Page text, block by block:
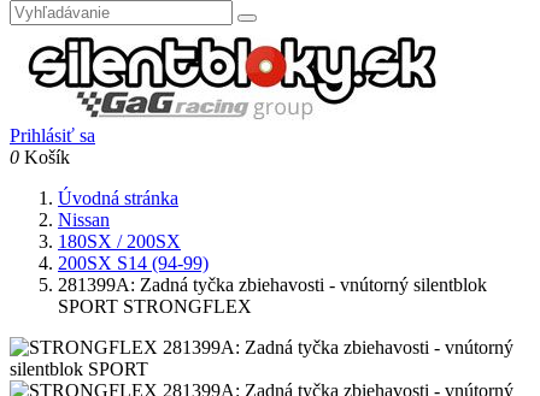
Prihlásiť sa
0 Košík
Úvodná stránka
Nissan
180SX / 200SX
200SX S14 (94-99)
281399A: Zadná tyčka zbiehavosti - vnútorný silentblok
SPORT STRONGFLEX